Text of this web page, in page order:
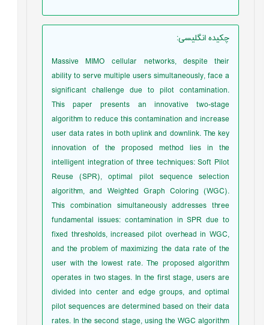
چکیده انگلیسی:
Massive MIMO cellular networks, despite their
ability to serve multiple users simultaneously, face a
significant challenge due to pilot contamination.
This paper presents an innovative two-stage
algorithm to reduce this contamination and increase
user data rates in both uplink and downlink. The key
innovation of the proposed method lies in the
intelligent integration of three techniques: Soft Pilot
Reuse (SPR), optimal pilot sequence selection
algorithm, and Weighted Graph Coloring (WGC).
This combination simultaneously addresses three
fundamental issues: contamination in SPR due to
fixed thresholds, increased pilot overhead in WGC,
and the problem of maximizing the data rate of the
user with the lowest rate. The proposed algorithm
operates in two stages. In the first stage, users are
divided into center and edge groups, and optimal
pilot sequences are determined based on their data
rates. In the second stage, using the WGC algorithm